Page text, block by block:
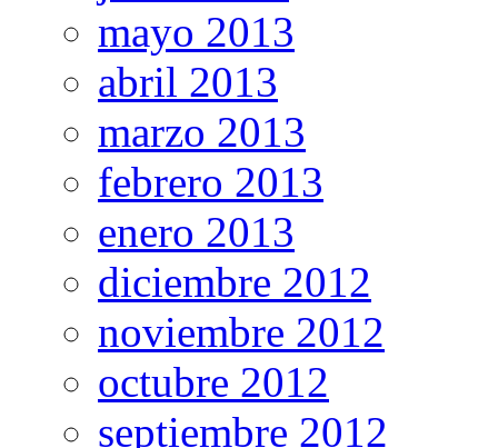
mayo 2013
abril 2013
marzo 2013
febrero 2013
enero 2013
diciembre 2012
noviembre 2012
octubre 2012
septiembre 2012